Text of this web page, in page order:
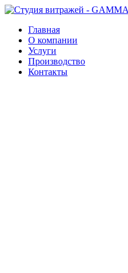
Главная
О компании
Услуги
Производство
Контакты